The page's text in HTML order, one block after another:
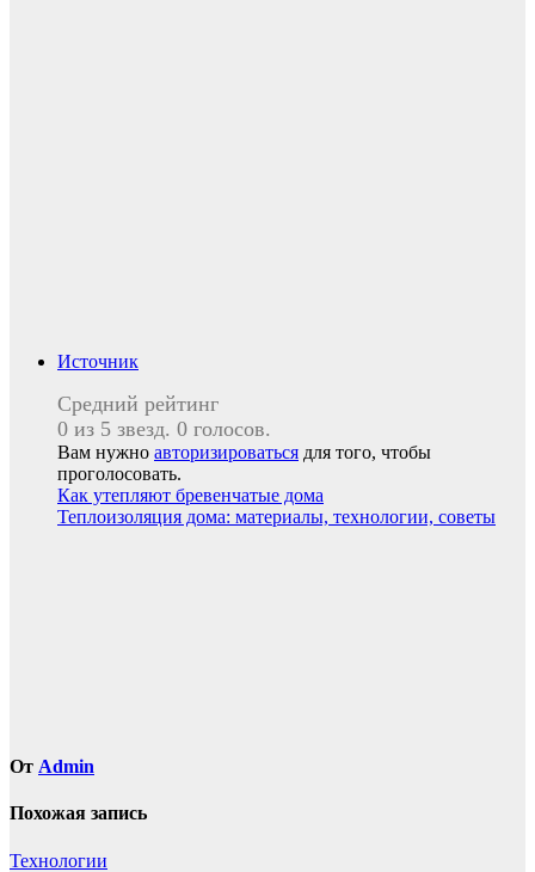
Источник
Средний рейтинг
0 из 5 звезд. 0 голосов.
Вам нужно авторизироваться для того, чтобы
проголосовать.
Навигация
по
Как утепляют бревенчатые дома
Теплоизоляция дома: материалы, технологии, советы
От Admin
Похожая запись
Технологии